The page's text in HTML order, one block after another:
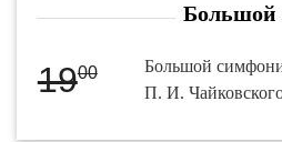
Большой
1900
Большой
П. И.